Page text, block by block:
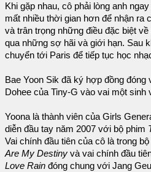
Khi gặp nhau, cô phải lòng anh
mất nhiều thời gian hơn để nhận
và trân trọng những điều đặc biệt
qua những sợ hãi và giới hạn. Sau
chuyển tới Paris để tiếp tục học
Bae Yoon Sik đã ký hợp đồng
Dohee của Tiny-G vào vai một sinh
Yoona là thành viên của Girls
diễn đầu tay năm 2007 với bộ phim
Vai chính đầu tiên của cô là trong
Are My Destiny và vai chính đầu
Love Rain đóng chung với Jang